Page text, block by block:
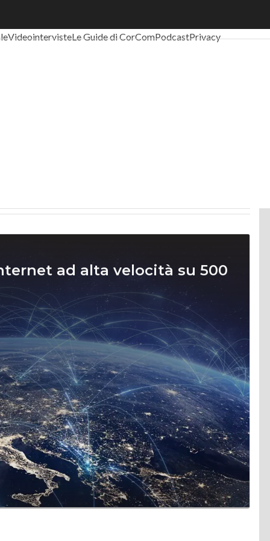
VideointervisteLe Guide di CorComPodcastPrivacy
ad alta velocità su 500